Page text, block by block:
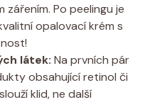
Po‌ peelingu je
opalovací krém ⁣s
látek: Na prvních pár
obsahující retinol či
klid, ⁤ne⁢ další